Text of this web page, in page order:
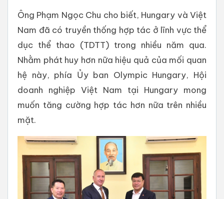
Ông Phạm Ngọc Chu cho biết, Hungary và Việt
Nam đã có truyền thống hợp tác ở lĩnh vực thể
dục thể thao (TDTT) trong nhiều năm qua.
Nhằm phát huy hơn nữa hiệu quả của mối quan
hệ này, phía Ủy ban Olympic Hungary, Hội
doanh nghiệp Việt Nam tại Hungary mong
muốn tăng cường hợp tác hơn nữa trên nhiều
mặt.